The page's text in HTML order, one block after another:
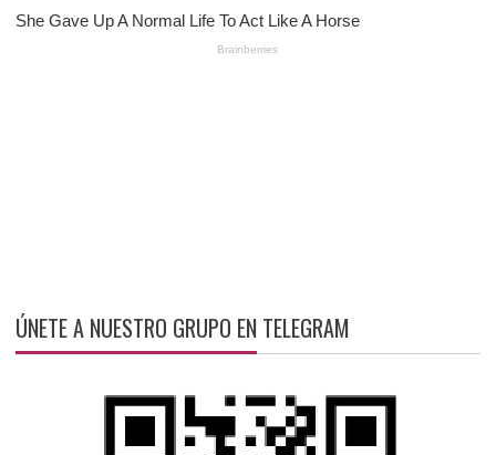
ÚNETE A NUESTRO GRUPO EN TELEGRAM